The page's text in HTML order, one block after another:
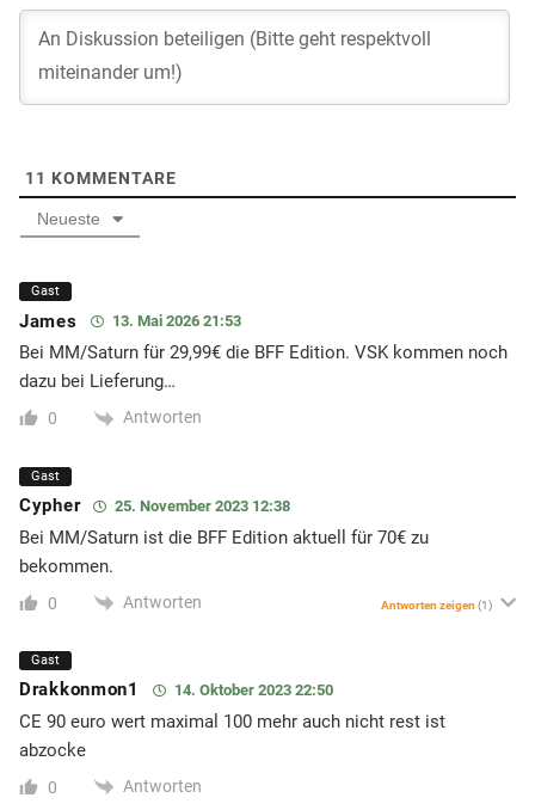
11 KOMMENTARE
Neueste
Gast
James 13. Mai 2026 21:53
Bei MM/Saturn für 29,99€ die BFF Edition. VSK kommen noch
dazu bei Lieferung…
0 Antworten
Gast
Cypher 25. November 2023 12:38
Bei MM/Saturn ist die BFF Edition aktuell für 70€ zu
bekommen.
0 Antworten Antworten zeigen (1)
Gast
Drakkonmon1 14. Oktober 2023 22:50
CE 90 euro wert maximal 100 mehr auch nicht rest ist
abzocke
0 Antworten